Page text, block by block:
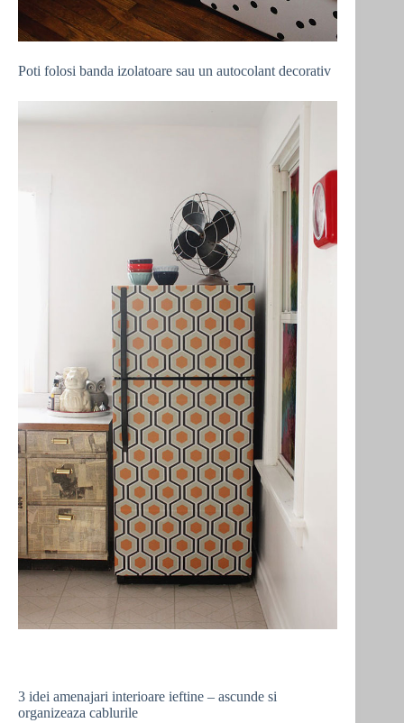
Poti folosi banda izolatoare sau un autocolant decorativ
3 idei amenajari interioare ieftine – ascunde si
organizeaza cablurile